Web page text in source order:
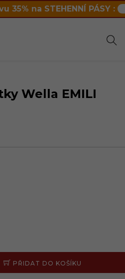
35% na STEHENNÍ PÁSY :
Wella EMILI
PŘIDAT DO KOŠÍKU